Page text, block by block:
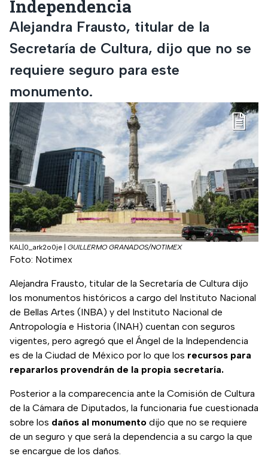
Independencia
Alejandra Frausto, titular de la
Secretaría de Cultura, dijo que no se
requiere seguro para este
monumento.
KAL|0_ark2o0je GUILLERMO GRANADOS/NOTIMEX
Foto: Notimex
Alejandra Frausto, titular de la Secretaría de Cultura dijo
los monumentos históricos a cargo del Instituto Nacional
de Bellas Artes (INBA) y del Instituto Nacional de
Antropología e Historia (INAH) cuentan con seguros
vigentes, pero agregó que el Ángel de la Independencia
es de la Ciudad de México por lo que los recursos para
repararlos provendrán de la propia secretaría.
Posterior a la comparecencia ante la Comisión de Cultura
de la Cámara de Diputados, la funcionaria fue cuestionada
sobre los daños al monumento dijo que no se requiere
de un seguro y que será la dependencia a su cargo la que
se encargue de los daños.